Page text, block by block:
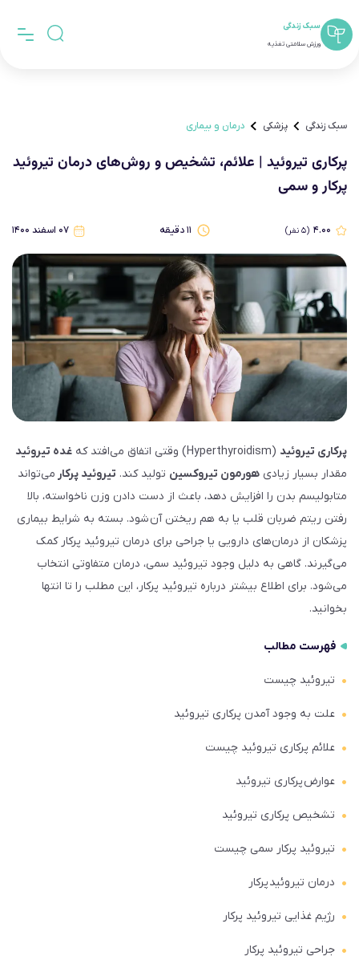
سبک زندگی
ورزش سلامتی تغذیه
سبک زندگی پزشکی درمان و بیماری
پرکاری تیروئید | علائم، تشخیص و روش‌های درمان تیروئید
پرکار و سمی
۴.۰۰ (۵نفر) ۱۱دقیقه ۰۷ اسفند ۱۴۰۰
پرکاری تیروئید (Hyperthyroidism) وقتی اتفاق می‌افتد که
غده تیروئید
مقدار بسیار زیادی هورمون تیروکسین تولید کند. تیروئید پرکار می‌تواند
متابولیسم بدن را افزایش دهد، باعث از دست دادن وزن ناخواسته، بالا
رفتن ریتم ضربان قلب یا به هم ریختن آن شود. بسته به شرایط بیماری
پزشکان از درمان‌های دارویی یا جراحی برای درمان تیروئید پرکار کمک
می‌گیرند. گاهی به دلیل وجود تیروئید سمی، درمان متفاوتی انتخاب
می‌شود. برای اطلاع بیشتر درباره تیروئید پرکار، این مطلب را تا انتها
بخوانید.
فهرست مطالب
تیروئید چیست
علت به وجود آمدن پرکاری تیروئید
علائم پرکاری تیروئید چیست
عوارض پرکاری تیروئید
تشخیص پرکاری تیروئید
تیروئید پرکار سمی چیست
درمان تیروئید پرکار
رژیم غذایی تیروئید پرکار
جراحی تیروئید پرکار